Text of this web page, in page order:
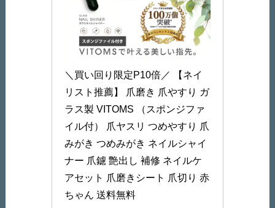
＼買い回り限定P10倍／ 【ネイ
リスト推薦】 爪磨き 爪やすり ガ
ラス製 VITOMS （スポンジファ
イル付） 爪ヤスリ つめやすり 爪
みがき つめみがき ネイルシャイ
ナー 爪鑢 艶出し 補修 ネイルケ
アセット 爪磨きシート 爪切り 赤
ちゃん 送料無料